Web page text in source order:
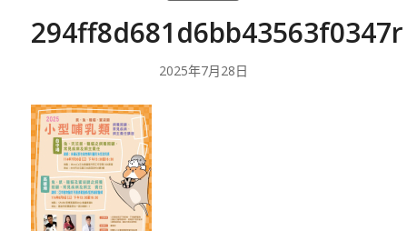
294ff8d681d6bb43563f0347r
2025年7月28日